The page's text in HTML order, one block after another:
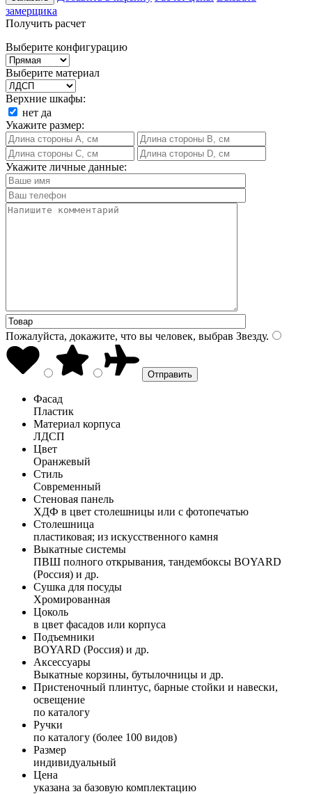
замерщика
Получить расчет
Выберите конфигурацию
Выберите материал
Верхние шкафы:
нет да
Укажите размер:
Укажите личные данные:
Пожалуйста, докажите, что вы человек, выбрав Звезду.
Фасад
Пластик
Материал корпуса
ЛДСП
Цвет
Оранжевый
Стиль
Современный
Стеновая панель
ХДФ в цвет столешницы или с фотопечатью
Столешница
пластиковая; из искусственного камня
Выкатные системы
ПВШ полного открывания, тандембоксы BOYARD
(Россия) и др.
Сушка для посуды
Хромированная
Цоколь
в цвет фасадов или корпуса
Подъемники
BOYARD (Россия) и др.
Аксессуары
Выкатные корзины, бутылочницы и др.
Пристеночный плинтус, барные стойки и навески,
освещение
по каталогу
Ручки
по каталогу (более 100 видов)
Размер
индивидуальный
Цена
указана за базовую комплектацию